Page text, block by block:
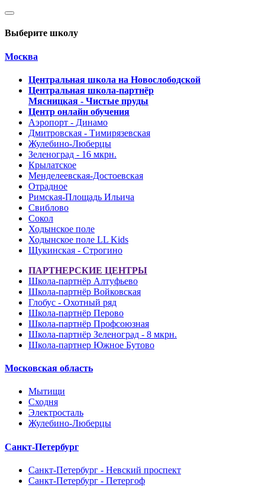
Выберите школу
Москва
Центральная школа на Новослободской
Центральная школа-партнёр
Мясницкая - Чистые пруды
Центр онлайн обучения
Аэропорт - Динамо
Дмитровская - Тимирязевская
Жулебино-Люберцы
Зеленоград - 16 мкрн.
Крылатское
Менделеевская-Достоевская
Отрадное
Римская-Площадь Ильича
Свиблово
Сокол
Ходынское поле
Ходынское поле LL Kids
Щукинская - Строгино
ПАРТНЕРСКИЕ ЦЕНТРЫ
Школа-партнёр Алтуфьево
Школа-партнёр Войковская
Глобус - Охотный ряд
Школа-партнёр Перово
Школа-партнёр Профсоюзная
Школа-партнёр Зеленоград - 8 мкрн.
Школа-партнер Южное Бутово
Московская область
Мытищи
Сходня
Электросталь
Жулебино-Люберцы
Санкт-Петербург
Санкт-Петербург - Невский проспект
Санкт-Петербург - Петергоф